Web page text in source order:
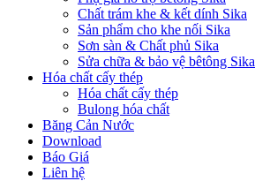
Chất trám khe & kết dính Sika
Sản phẩm cho khe nối Sika
Sơn sàn & Chất phủ Sika
Sửa chữa & bảo vệ bêtông Sika
Hóa chất cấy thép
Hóa chất cấy thép
Bulong hóa chất
Băng Cản Nước
Download
Báo Giá
Liên hệ